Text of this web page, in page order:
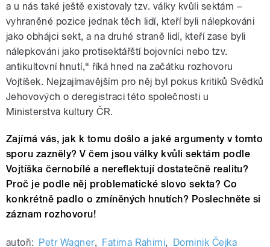
a u nás také ještě existovaly tzv. války kvůli sektám –
vyhraněné pozice jednak těch lidí, kteří byli nálepkováni
jako obhájci sekt, a na druhé straně lidí, kteří zase byli
nálepkováni jako protisektářští bojovníci nebo tzv.
antikultovní hnutí,“ říká hned na začátku rozhovoru
Vojtíšek. Nejzajímavějším pro něj byl pokus kritiků Svědků
Jehovových o deregistraci této společnosti u
Ministerstva kultury ČR.
Zajímá vás, jak k tomu došlo a jaké argumenty v tomto
sporu zazněly? V čem jsou války kvůli sektám podle
Vojtíška černobílé a nereflektují dostatečně realitu?
Proč je podle něj problematické slovo sekta? Co
konkrétně padlo o zmíněných hnutích? Poslechněte si
záznam rozhovoru!
autoři: Petr Wagner, Fatima Rahimi, Dominik Čejka